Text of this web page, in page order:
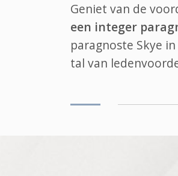
Geniet van de
een integer
paragnoste Skye
tal van